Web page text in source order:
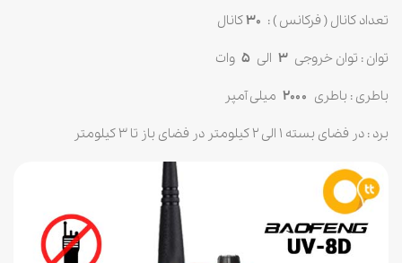
تعداد کانال ( فرکانس ) : 30کانال
توان : توان خروجی ۳ الی وات
باطری : باطری ۲۰۰۰ میلی آمپر
برد : در فضای بسته 1 الی 2 کیلومتر در فضای باز تا 3 کیلومتر